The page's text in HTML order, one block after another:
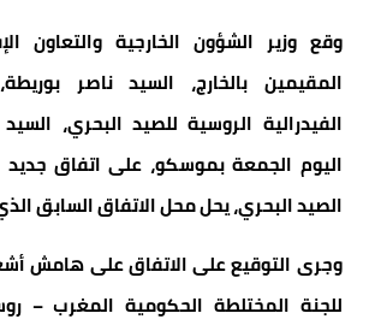
وقع وزير الشؤون الخارجية والتعاون
المقيمين بالخارج، السيد ناصر
الفيدرالية الروسية للصيد البحري،
اليوم الجمعة بموسكو، على اتفاق
الصيد البحري، يحل محل الاتفاق السابق
وجرى التوقيع على الاتفاق على هامش
للجنة المختلطة الحكومية المغرب –